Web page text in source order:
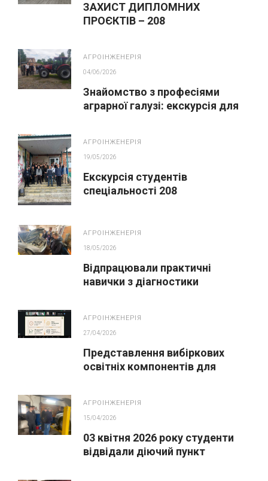
ЗАХИСТ ДИПЛОМНИХ
ПРОЄКТІВ – 208
АГРОІНЖЕНЕРІЯ
04/06/2026
Знайомство з професіями
аграрної галузі: екскурсія для
АГРОІНЖЕНЕРІЯ
19/05/2026
Екскурсія студентів
спеціальності 208
завод»
АГРОІНЖЕНЕРІЯ
18/05/2026
Відпрацювали практичні
навички з діагностики
АГРОІНЖЕНЕРІЯ
27/04/2026
Представлення вибіркових
освітніх компонентів для
«Агроінженерія»
АГРОІНЖЕНЕРІЯ
15/04/2026
03 квітня 2026 року студенти
відвідали діючий пункт